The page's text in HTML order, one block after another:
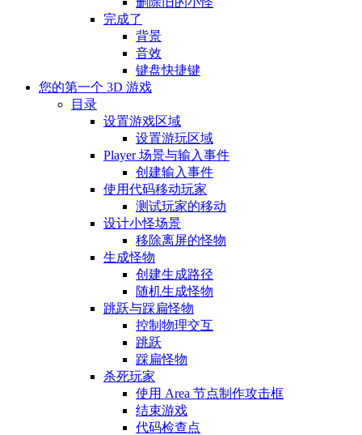
完成了
背景
音效
键盘快捷键
您的第一个 3D 游戏
目录
设置游戏区域
设置游玩区域
Player 场景与输入事件
创建输入事件
使用代码移动玩家
测试玩家的移动
设计小怪场景
移除离屏的怪物
生成怪物
创建生成路径
随机生成怪物
跳跃与踩扁怪物
控制物理交互
跳跃
踩扁怪物
杀死玩家
使用 Area 节点制作攻击框
结束游戏
代码检查点